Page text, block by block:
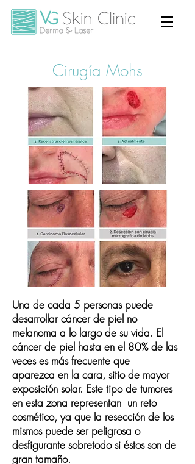
Cirugía Mohs
Una de cada 5 personas puede
desarrollarcáncer de piel no
melanoma a lo largo de su vida. El
cáncer de piel hasta en el 80% de las
veces es másfrecuente que
aparezca en la cara, sitio de mayor
exposición solar. Este tipo de tumores
en esta zona representan un reto
cosmético, ya que la resección de los
mismos puede ser peligrosa o
desfigurante sobretodo si éstos son de
gran tamaño.